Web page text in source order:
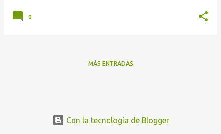
0
MÁS ENTRADAS
Con la tecnología de Blogger